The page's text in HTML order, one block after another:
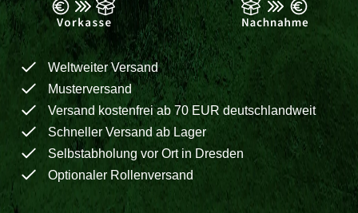
Weltweiter Versand
Musterversand
Versand kostenfrei ab 70 EUR deutschlandweit
Schneller Versand ab Lager
Selbstabholung vor Ort in Dresden
Optionaler Rollenversand